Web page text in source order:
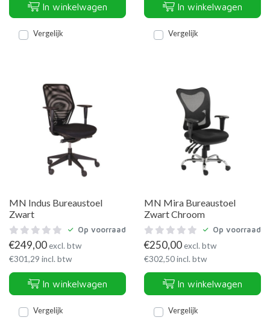
In winkelwagen
Vergelijk
In winkelwagen
Vergelijk
MN Indus Bureaustoel
Zwart
Op voorraad
€249,00excl. btw
€301,29 incl. btw
In winkelwagen
Vergelijk
MN Mira Bureaustoel
Zwart Chroom
Op voorraad
€250,00excl. btw
€302,50incl. btw
In winkelwagen
Vergelijk